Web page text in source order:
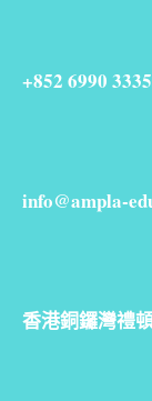
+852 6990 3335
info@ampla-
香港銅鑼灣禮